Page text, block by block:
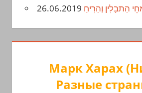
הַתבָלִין וְהַרִיחַ 26.06.2019
Марк Харах
Разные